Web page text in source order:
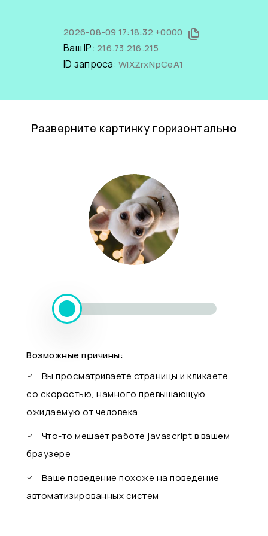
2026-08-09 17:18:32 +0000
Ваш IP: 216.73.216.215
ID запроса: WIXZrxNpCeA1
Разверните картинку горизонтально
Возможные причины:
Вы просматриваете страницы и кликаете
со скоростью, намного превышающую
ожидаемую от человека
Что-то мешает работе javascript в вашем
браузере
Ваше поведение похоже на поведение
автоматизированных систем